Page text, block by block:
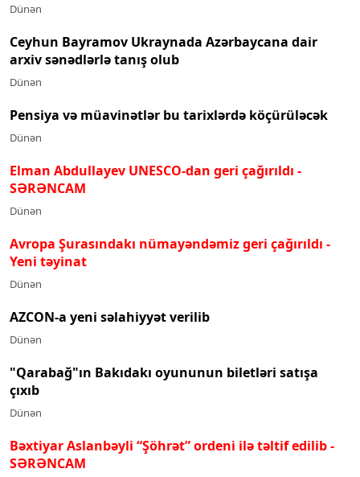
Dünən
Ceyhun Bayramov Ukraynada Azərbaycana dair
arxiv sənədlərlə tanış olub
Dünən
Pensiya və müavinətlər bu tarixlərdə köçürüləcək
Dünən
Elman Abdullayev UNESCO-dan geri çağırıldı -
SƏRƏNCAM
Dünən
Avropa Şurasındakı nümayəndəmiz geri çağırıldı -
Yeni təyinat
Dünən
AZCON-a yeni səlahiyyət verilib
Dünən
"Qarabağ"ın Bakıdakı oyununun biletləri satışa
çıxıb
Dünən
Bəxtiyar Aslanbəyli “Şöhrət” ordeni ilə təltif edilib-
SƏRƏNCAM